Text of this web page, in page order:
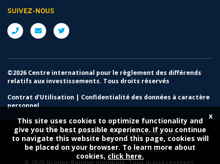
SUIVEZ-NOUS
x
This site uses cookies to optimize functionality and
give you the best possible experience. If you continue
to navigate this website beyond this page, cookies will
be placed on your browser. To learn more about
cookies, click here.
©2026 Centre international pour le règlement des différends
relatifs aux investissements. Tous droits réservés
Contrat d’Utilisation | Confidentialité des données à caractère
personnel
BIRD IDA IFC MIGA
CIRDI
© 2026 Groupe Banque mondiale. Tous droits réservés.